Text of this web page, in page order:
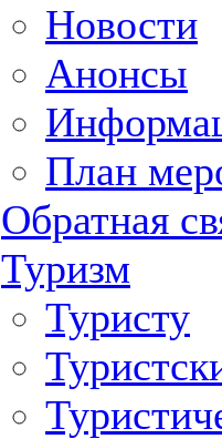
Новости
Анонсы
План
Обратная
Туризм
Туристу